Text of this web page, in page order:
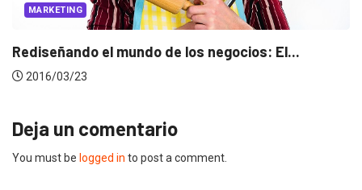
MARKETING
Rediseñando el mundo de los negocios: El...
2016/03/23
Deja un comentario
You must be logged in to post a comment.